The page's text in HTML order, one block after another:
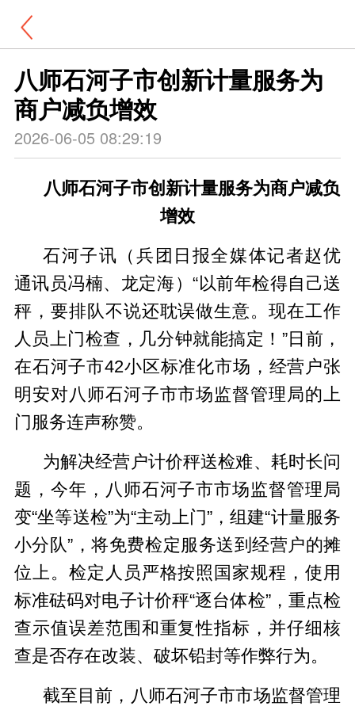
八师石河子市创新计量服务为
商户减负增效
2026-06-05 08:29:19
八师石河子市创新计量服务为商户减负
增效
石河子讯（兵团日报全媒体记者赵优
通讯员冯楠、龙定海）“以前年检得自己送
秤，要排队不说还耽误做生意。现在工作
人员上门检查，几分钟就能搞定！”日前，
在石河子市42小区标准化市场，经营户张
明安对八师石河子市市场监督管理局的上
门服务连声称赞。
为解决经营户计价秤送检难、耗时长问
题，今年，八师石河子市市场监督管理局
变“坐等送检”为“主动上门”，组建“计量服务
小分队”，将免费检定服务送到经营户的摊
位上。检定人员严格按照国家规程，使用
标准砝码对电子计价秤“逐台体检”，重点检
查示值误差范围和重复性指标，并仔细核
查是否存在改装、破坏铅封等作弊行为。
截至目前，八师石河子市市场监督管理